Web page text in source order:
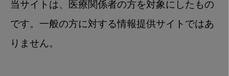
当サイトは、医療関係者の方を対象にしたもの
です。一般の方に対する情報提供サイトではあ
りません。